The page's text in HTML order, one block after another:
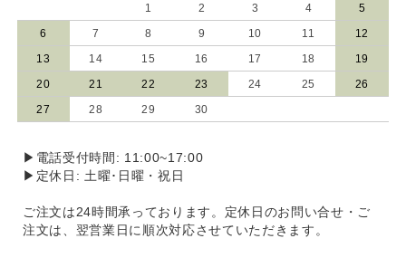
1
2 3 4 5
6 7 8 9 10 11 12
13 14 15 16 17 18 19
20 21 22 23 24 25 26
27 28 29 30
▶電話受付時間: 11:00~17:00
▶定休日: 土曜･日曜・祝日
ご注文は24時間承っております。定休日のお問い合せ・ご
注文は、翌営業日に順次対応させていただきます。